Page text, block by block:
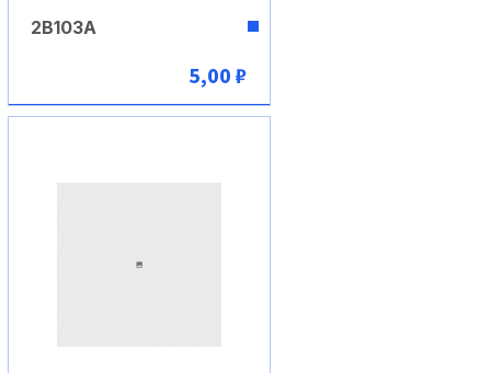
В корзину
2В103А
5,00 ₽